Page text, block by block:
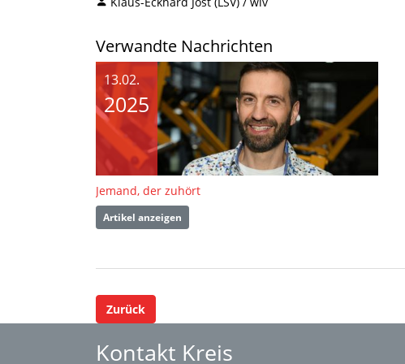
Verwandte Nachrichten
13.02.
2025
Jemand, der zuhört
Artikel anzeigen
Zurück
Kontakt Kreis